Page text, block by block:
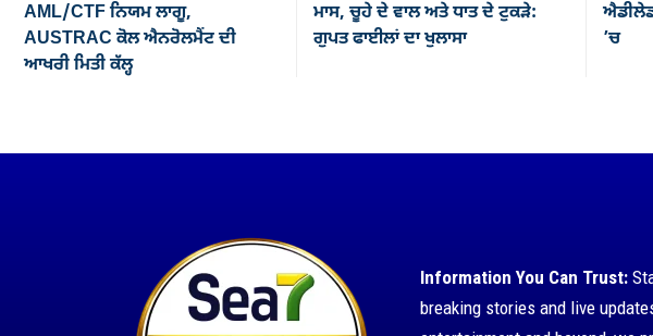
AML/CTF ਨਿਯਮ ਲਾਗੂ,
AUSTRAC ਕੋਲ ਐਨਰੋਲਮੈਂਟ ਦੀ
ਆਖਰੀ ਮਿਤੀ ਕੱਲ੍ਹ
ਮਾਸ, ਚੂਹੇ ਦੇ ਵਾਲ ਅਤੇ ਧਾਤ ਦੇ ਟੁਕੜੇ:
ਗੁਪਤ ਫਾਈਲਾਂ ਦਾ ਖੁਲਾਸਾ
’ਚ
Information You Can Trust:
breaking stories and live